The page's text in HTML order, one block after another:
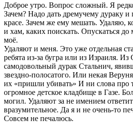
Доброе утро. Вопрос сложный. Я
Зачем? Надо дать дремучему дураку и
красе. Зачем же ему мешать. Удаляю,
и хам, каких поискать. Опускаться
моё.
Удаляют и меня. Это уже отдельная
ребята из-за бугра или из Израиля.
самодовольный дурак Стальнич,
звездно-полосатого. Или некая
их «пришли убивать» И ни слова про
огромное детское кладбище в Газе.
могил. Удаляют за не имением
вразумительное. Да я и не очень-то
Совсем не печалюсь.